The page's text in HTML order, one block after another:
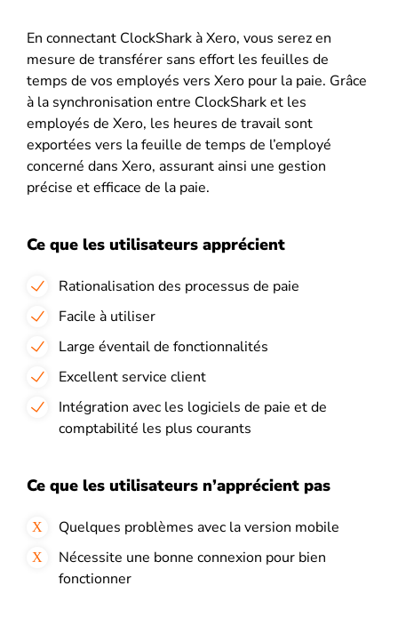
En connectant ClockShark à Xero, vous serez en
mesure de transférer sans effort les feuilles de
temps de vos employés vers Xero pour la paie. Grâce
à la synchronisation entre ClockShark et les
employés de Xero, les heures de travail sont
exportées vers la feuille de temps de l’employé
concerné dans Xero, assurant ainsi une gestion
précise et efficace de la paie.
Ce que les utilisateurs apprécient
Rationalisation des processus de paie
Facile à utiliser
Large éventail de fonctionnalités
Excellent service client
Intégration avec les logiciels de paie et de
comptabilité les plus courants
Ce que les utilisateurs n’apprécient pas
Quelques problèmes avec la version mobile
Nécessite une bonne connexion pour bien
fonctionner